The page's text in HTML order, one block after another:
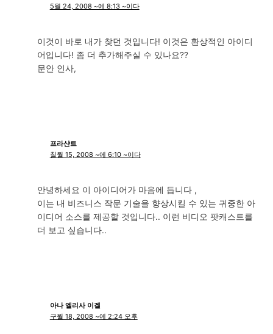
5월 24, 2008 ~에 8:13 ~이다
이것이 바로 내가 찾던 것입니다! 이것은 환상적인 아이디
어입니다! 좀 더 추가해주실 수 있나요??
문안 인사,
프라샨트
칠월 15, 2008 ~에 6:10 ~이다
안녕하세요 이 아이디어가 마음에 듭니다 ,
이는 내 비즈니스 작문 기술을 향상시킬 수 있는 귀중한 아
이디어 소스를 제공할 것입니다.. 이런 비디오 팟캐스트를
더 보고 싶습니다..
아나 엘리사 이겔
구월 18, 2008 ~에 2:24 오후